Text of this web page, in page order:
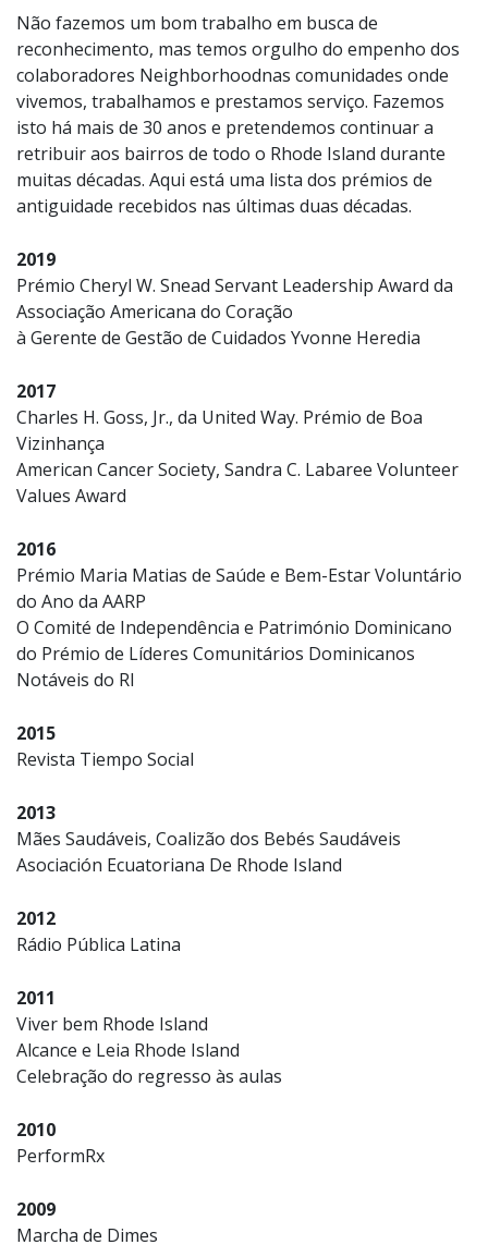
Não fazemos um bom trabalho em busca de
reconhecimento, mas temos orgulho do empenho dos
colaboradores Neighborhoodnas comunidades onde
vivemos, trabalhamos e prestamos serviço. Fazemos
isto há mais de 30 anos e pretendemos continuar a
retribuir aos bairros de todo o Rhode Island durante
muitas décadas. Aqui está uma lista dos prémios de
antiguidade recebidos nas últimas duas décadas.
2019
Prémio Cheryl W. Snead Servant Leadership Award da
Associação Americana do Coração
à Gerente de Gestão de Cuidados Yvonne Heredia
2017
Charles H. Goss, Jr., da United Way. Prémio de Boa
Vizinhança
American Cancer Society, Sandra C. Labaree Volunteer
Values Award
2016
Prémio Maria Matias de Saúde e Bem-Estar Voluntário
do Ano da AARP
O Comité de Independência e Património Dominicano
do Prémio de Líderes Comunitários Dominicanos
Notáveis do RI
2015
Revista Tiempo Social
2013
Mães Saudáveis, Coalizão dos Bebés Saudáveis
Asociación Ecuatoriana De Rhode Island
2012
Rádio Pública Latina
2011
Viver bem Rhode Island
Alcance e Leia Rhode Island
Celebração do regresso às aulas
2010
PerformRx
2009
Marcha de Dimes